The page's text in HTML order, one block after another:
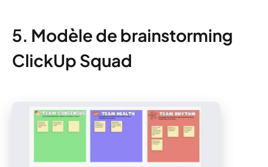
5. Modèle de brainstorming
ClickUp Squad